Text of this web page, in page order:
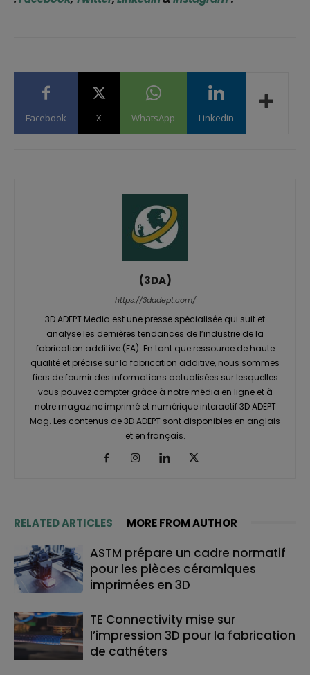
Facebook X WhatsApp Linkedin
(3DA)
https://3dadept.com/
3D ADEPT Media est une presse spécialisée qui suit et
analyse les dernières tendances de l’industrie de la
fabrication additive (FA). En tant que ressource de haute
qualité et précise sur la fabrication additive, nous sommes
fiers de fournir des informations actualisées sur lesquelles
vous pouvez compter grâce à notre média en ligne et à
notre magazine imprimé et numérique interactif 3D ADEPT
Mag. Les contenus de 3D ADEPT sont disponibles en anglais
et en français.
RELATED ARTICLES MORE FROM AUTHOR
ASTM prépare un cadre normatif
pour les pièces céramiques
imprimées en 3D
TE Connectivity mise sur
l’impression 3D pour la fabrication
de cathéters